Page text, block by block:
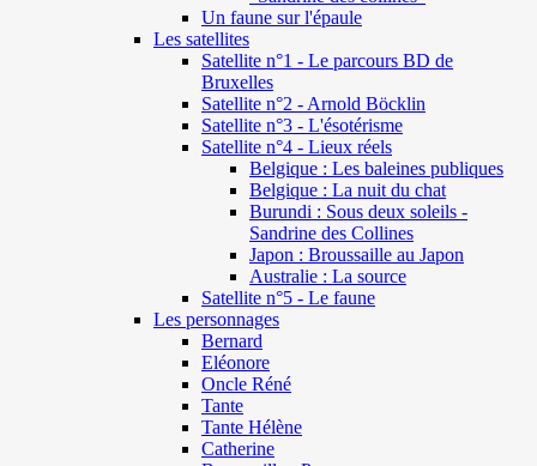
Un faune sur l'épaule
Les satellites
Satellite n°1 - Le parcours BD de
Bruxelles
Satellite n°2 - Arnold Böcklin
Satellite n°3 - L'ésotérisme
Satellite n°4 - Lieux réels
Belgique : Les baleines publiques
Belgique : La nuit du chat
Burundi : Sous deux soleils -
Sandrine des Collines
Japon : Broussaille au Japon
Australie : La source
Satellite n°5 - Le faune
Les personnages
Bernard
Eléonore
Oncle Réné
Tante
Tante Hélène
Catherine